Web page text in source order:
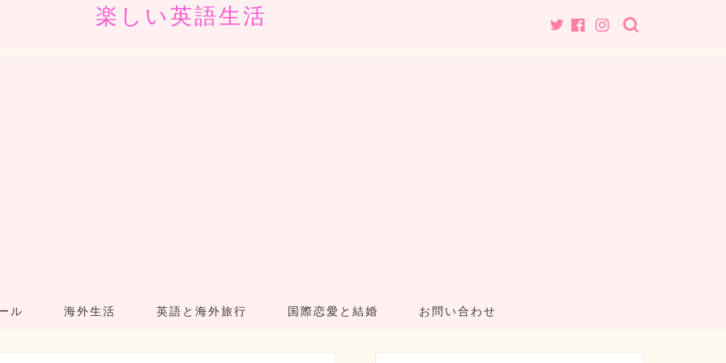
楽しい英語生活
ル 海外生活 英語と海外旅行 国際恋愛と結婚 お問い合わせ